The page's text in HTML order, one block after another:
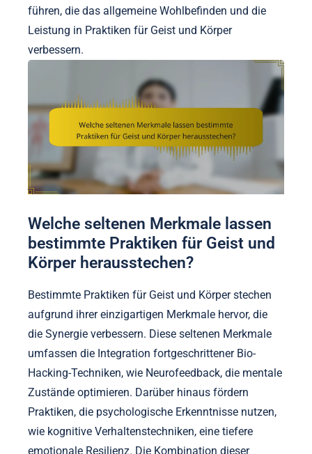
führen, die das allgemeine Wohlbefinden und die
Leistung in Praktiken für Geist und Körper
verbessern.
Welche seltenen Merkmale lassen
bestimmte Praktiken für Geist und
Körper herausstechen?
Bestimmte Praktiken für Geist und Körper stechen
aufgrund ihrer einzigartigen Merkmale hervor, die
die Synergie verbessern. Diese seltenen Merkmale
umfassen die Integration fortgeschrittener Bio-
Hacking-Techniken, wie Neurofeedback, die mentale
Zustände optimieren. Darüber hinaus fördern
Praktiken, die psychologische Erkenntnisse nutzen,
wie kognitive Verhaltenstechniken, eine tiefere
emotionale Resilienz. Die Kombination dieser